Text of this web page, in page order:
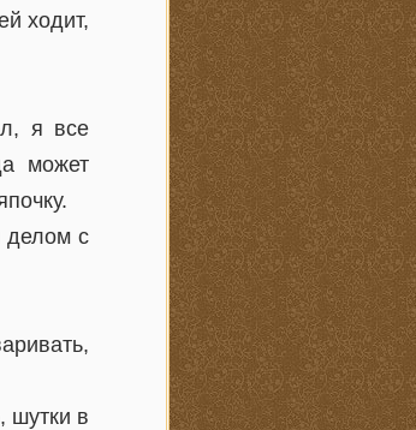
ходит,
я все
может
делом с
шутки в